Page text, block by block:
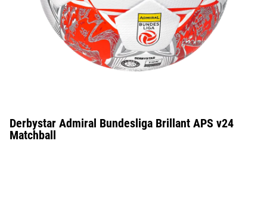
Derbystar Admiral Bundesliga Brillant APS v24
Matchball